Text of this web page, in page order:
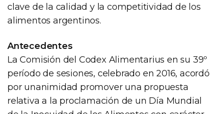
clave de la calidad y la competitividad de los
alimentos argentinos.
Antecedentes
La Comisión del Codex Alimentarius en su 39º
período de sesiones, celebrado en 2016, acordó
por unanimidad promover una propuesta
relativa a la proclamación de un Día Mundial